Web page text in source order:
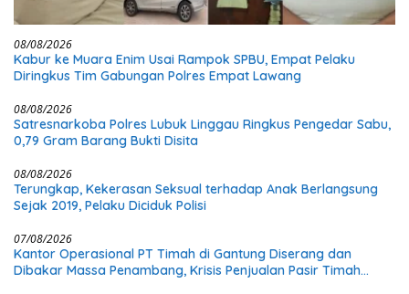
08/08/2026
Kabur ke Muara Enim Usai Rampok SPBU, Empat Pelaku
Diringkus Tim Gabungan Polres Empat Lawang
08/08/2026
Satresnarkoba Polres Lubuk Linggau Ringkus Pengedar Sabu,
0,79 Gram Barang Bukti Disita
08/08/2026
Terungkap, Kekerasan Seksual terhadap Anak Berlangsung
Sejak 2019, Pelaku Diciduk Polisi
07/08/2026
Kantor Operasional PT Timah di Gantung Diserang dan
Dibakar Massa Penambang, Krisis Penjualan Pasir Timah